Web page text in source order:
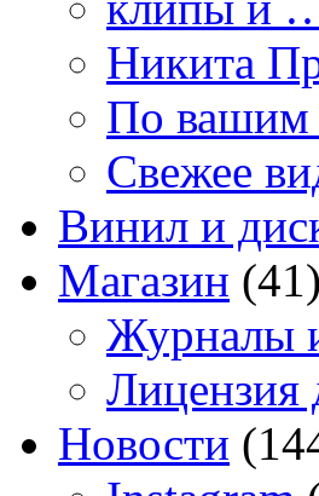
Никита
По вашим
Свежее
Винил и
Магазин (41)
Журналы
Лицензия
Новости